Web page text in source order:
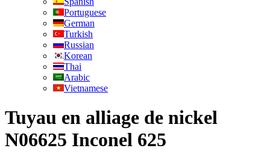
Portuguese
German
Turkish
Russian
Korean
Thai
Arabic
Vietnamese
Tuyau en alliage de nickel
N06625 Inconel 625